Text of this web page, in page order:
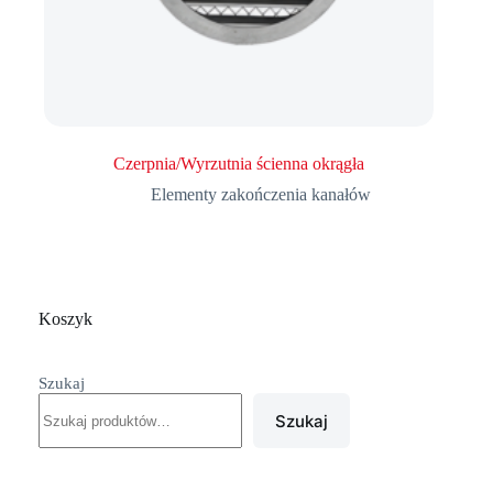
Czerpnia/Wyrzutnia ścienna okrągła
Elementy zakończenia kanałów
Koszyk
Szukaj
Szukaj